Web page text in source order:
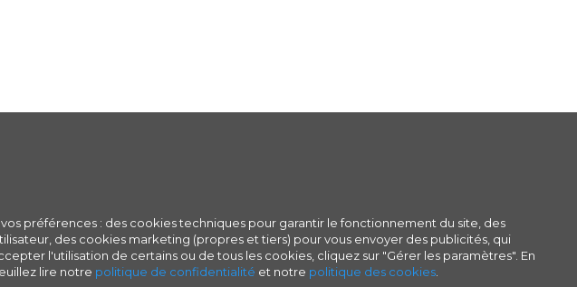
préférences : des cookies techniques pour garantir le fonctionnement du site, des
des cookies marketing (propres et tiers) pour vous envoyer des publicités, qui
l'utilisation de certains ou de tous les cookies, cliquez sur "Gérer les paramètres". En
lire notre politique de confidentialité et notre politique des cookies